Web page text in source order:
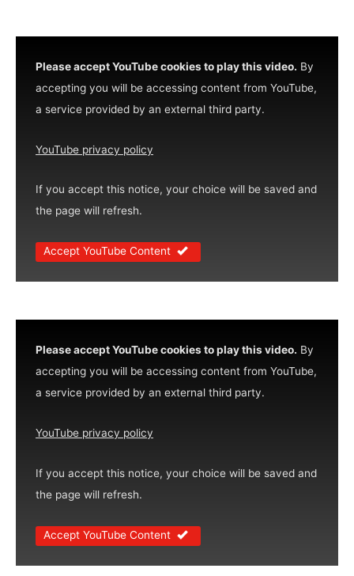
Please accept YouTube cookies to play this video. By
accepting you will be accessing content from YouTube,
a service provided by an external third party.
YouTube privacy policy
If you accept this notice, your choice will be saved and
the page will refresh.
Accept YouTube Content
Please accept YouTube cookies to play this video. By
accepting you will be accessing content from YouTube,
a service provided by an external third party.
YouTube privacy policy
If you accept this notice, your choice will be saved and
the page will refresh.
Accept YouTube Content